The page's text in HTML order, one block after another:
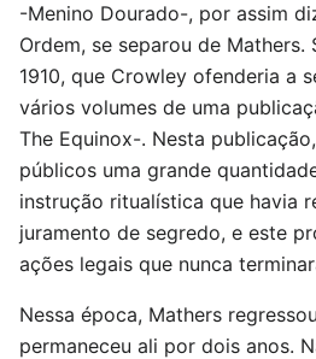
-Menino Dourado-, por assim
Ordem, se separou de Mathers.
1910, que Crowley ofenderia a
vários volumes de uma
The Equinox-. Nesta
públicos uma grande
instrução ritualística que havia
juramento de segredo, e este
ações legais que nunca
Nessa época, Mathers
permaneceu ali por dois anos.